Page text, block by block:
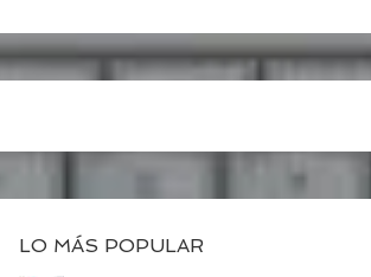
LO MÁS POPULAR